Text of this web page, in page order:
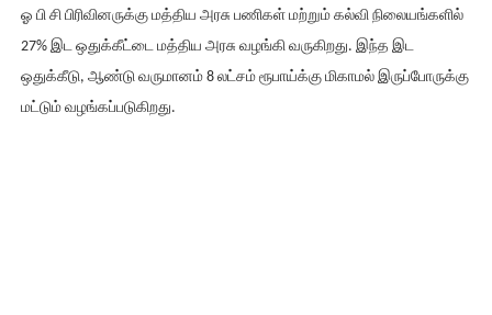
ஓ பி சி பிரிவினருக்கு மத்திய அரசு பணிகள் மற்றும் கல்வி நிலையங்களில்
27% இட ஒதுக்கீட்டை மத்திய அரசு வழங்கி வருகிறது. இந்த இட
ஒதுக்கீடு, ஆண்டு வருமானம் 8 லட்சம் ரூபாய்க்கு மிகாமல் இருப்போருக்கு
மட்டும் வழங்கப்படுகிறது.